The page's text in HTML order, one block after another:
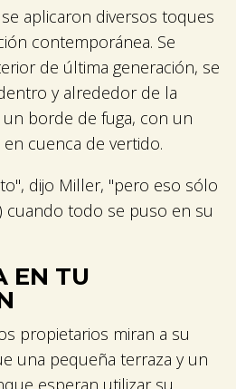
aplicaron diversos toques
contemporánea. Se
de última generación, se
y alrededor de la
borde de fuga, con un
cuenca de vertido.
dijo Miller, "pero eso sólo
cuando todo se puso en su
EN TU
propietarios miran a su
una pequeña terraza y un
esperan utilizar su